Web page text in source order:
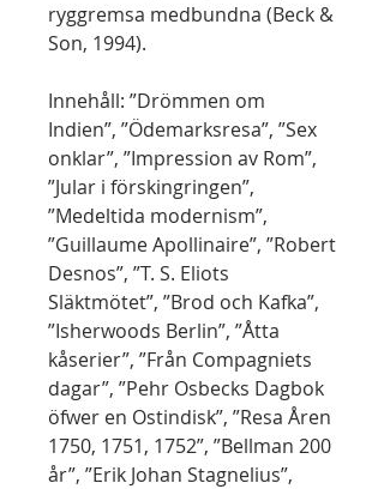
ryggremsa medbundna (Beck &
Son, 1994).
Innehåll: ”Drömmen om
Indien”, ”Ödemarksresa”, ”Sex
onklar”, ”Impression av Rom”,
”Jular i förskingringen”,
”Medeltida modernism”,
”Guillaume Apollinaire”, ”Robert
Desnos”, ”T. S. Eliots
Släktmötet”, ”Brod och Kafka”,
”Isherwoods Berlin”, ”Åtta
kåserier”, ”Från Compagniets
dagar”, ”Pehr Osbecks Dagbok
öfwer en Ostindisk”, ”Resa Åren
1750, 1751, 1752”, ”Bellman 200
år”, ”Erik Johan Stagnelius”,